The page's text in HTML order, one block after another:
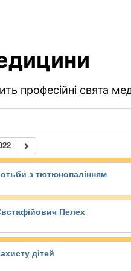
професійні свята
з тютюнопалінням
Пелех
дітей